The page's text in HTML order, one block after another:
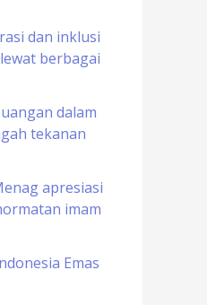
dan inklusi
berbagai
dalam
tekanan
apresiasi
imam
Emas